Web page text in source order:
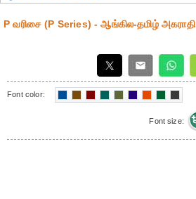
P வரிசை (P Series) - ஆங்கில-தமிழ் அகராதி
Font color:
Font size: